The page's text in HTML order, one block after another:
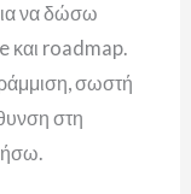
να δώσω
και roadmap.
σωστή
στη